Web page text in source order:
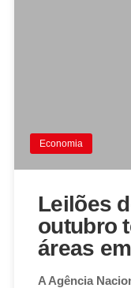
Economia
Leilões
outubro
áreas
A Agência